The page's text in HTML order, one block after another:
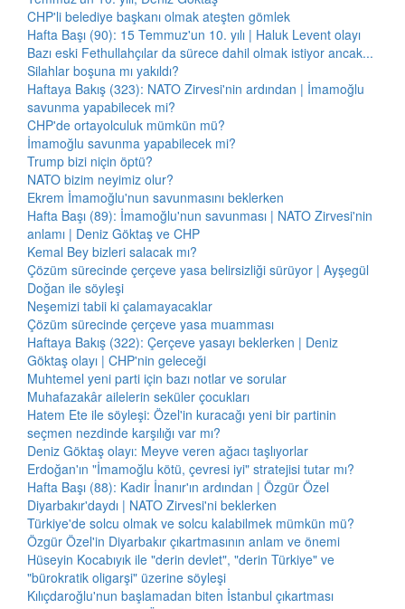
CHP'li belediye başkanı olmak ateşten gömlek
Hafta Başı (90): 15 Temmuz'un 10. yılı | Haluk Levent olayı
Bazı eski Fethullahçılar da sürece dahil olmak istiyor ancak...
Silahlar boşuna mı yakıldı?
Haftaya Bakış (323): NATO Zirvesi'nin ardından | İmamoğlu
savunma yapabilecek mi?
CHP'de ortayolculuk mümkün mü?
İmamoğlu savunma yapabilecek mi?
Trump bizi niçin öptü?
NATO bizim neyimiz olur?
Ekrem İmamoğlu'nun savunmasını beklerken
Hafta Başı (89): İmamoğlu'nun savunması | NATO Zirvesi'nin
anlamı | Deniz Göktaş ve CHP
Kemal Bey bizleri salacak mı?
Çözüm sürecinde çerçeve yasa belirsizliği sürüyor | Ayşegül
Doğan ile söyleşi
Neşemizi tabii ki çalamayacaklar
Çözüm sürecinde çerçeve yasa muamması
Haftaya Bakış (322): Çerçeve yasayı beklerken | Deniz
Göktaş olayı | CHP'nin geleceği
Muhtemel yeni parti için bazı notlar ve sorular
Muhafazakâr ailelerin seküler çocukları
Hatem Ete ile söyleşi: Özel'in kuracağı yeni bir partinin
seçmen nezdinde karşılığı var mı?
Deniz Göktaş olayı: Meyve veren ağacı taşlıyorlar
Erdoğan'ın "İmamoğlu kötü, çevresi iyi" stratejisi tutar mı?
Hafta Başı (88): Kadir İnanır'ın ardından | Özgür Özel
Diyarbakır'daydı | NATO Zirvesi'ni beklerken
Türkiye'de solcu olmak ve solcu kalabilmek mümkün mü?
Özgür Özel'in Diyarbakır çıkartmasının anlam ve önemi
Hüseyin Kocabıyık ile "derin devlet", "derin Türkiye" ve
"bürokratik oligarşi" üzerine söyleşi
Kılıçdaroğlu'nun başlamadan biten İstanbul çıkartması